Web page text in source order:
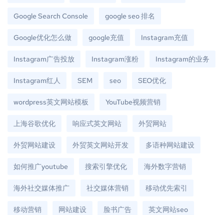
Google Search Console google seo 排名
Google优化怎么做 google充值 Instagram充值
Instagram广告投放 Instagram涨粉 Instagram的业务
Instagram红人 SEM seo SEO优化
wordpress英文网站模板 YouTube视频营销
上海谷歌优化 响应式英文网站 外贸网站
外贸网站建设 外贸英文网站开发 多语种网站建设
如何推广youtube 搜索引擎优化 海外数字营销
海外社交媒体推广 社交媒体营销 移动优先索引
移动营销 网站建设 脸书广告 英文网站seo